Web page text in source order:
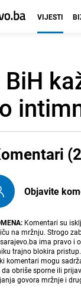
VIJESTI
Objavite
Komentari su
na mržnju. Strogo
ima pravo i
trajno blokira
komentari mogu
da obriše sporne ili
govora mržnje i